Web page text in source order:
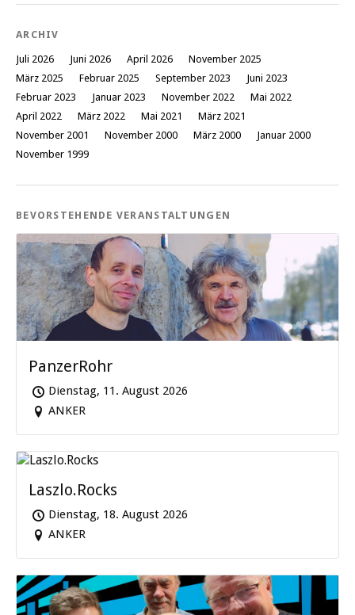
ARCHIV
Juli 2026 Juni 2026 April 2026
November 2025
März 2025
Februar 2025 September 2023
Juni 2023
Februar 2023
Januar 2023 November 2022
Mai 2022
April 2022
März 2022 Mai 2021
März 2021
November 2001
November 2000 März 2000
Januar 2000
November 1999
BEVORSTEHENDE VERANSTALTUNGEN
PanzerRohr
Dienstag, 11. August 2026
ANKER
Laszlo.Rocks
Dienstag, 18. August 2026
ANKER